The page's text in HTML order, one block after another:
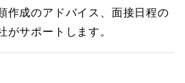
作成のアドバイス、面接日程の
がサポートします。